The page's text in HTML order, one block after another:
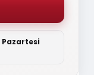
Pazartesi